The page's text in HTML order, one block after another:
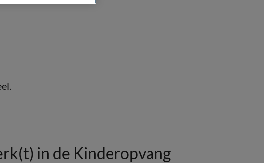
in de Kinderopvang